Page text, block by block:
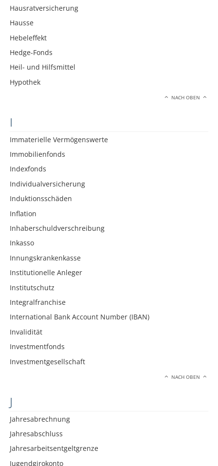
Hausratversicherung
Hausse
Hebeleffekt
Hedge-Fonds
Heil- und Hilfsmittel
Hypothek
NACH OBEN
I
Immaterielle Vermögenswerte
Immobilienfonds
Indexfonds
Individualversicherung
Induktionsschäden
Inflation
Inhaberschuldverschreibung
Inkasso
Innungskrankenkasse
Institutionelle Anleger
Institutschutz
Integralfranchise
International Bank Account Number (IBAN)
Invalidität
Investmentfonds
Investmentgesellschaft
NACH OBEN
J
Jahresabrechnung
Jahresabschluss
Jahresarbeitsentgeltgrenze
Jugendgirokonto